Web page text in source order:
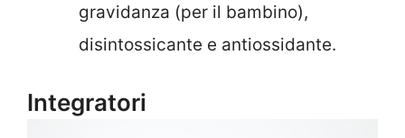
gravidanza (per il bambino),
disintossicante e antiossidante.
Integratori